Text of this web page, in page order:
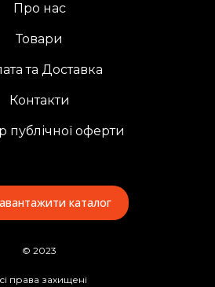
Про нас
Товари
та Доставка
Контакти
публічної оферти
каталог
© 2023
права захищені